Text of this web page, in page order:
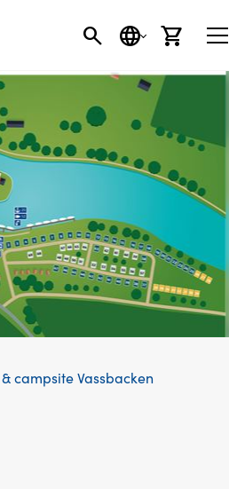
SEARCH
LANGUAGE
CART
campsite Vassbacken